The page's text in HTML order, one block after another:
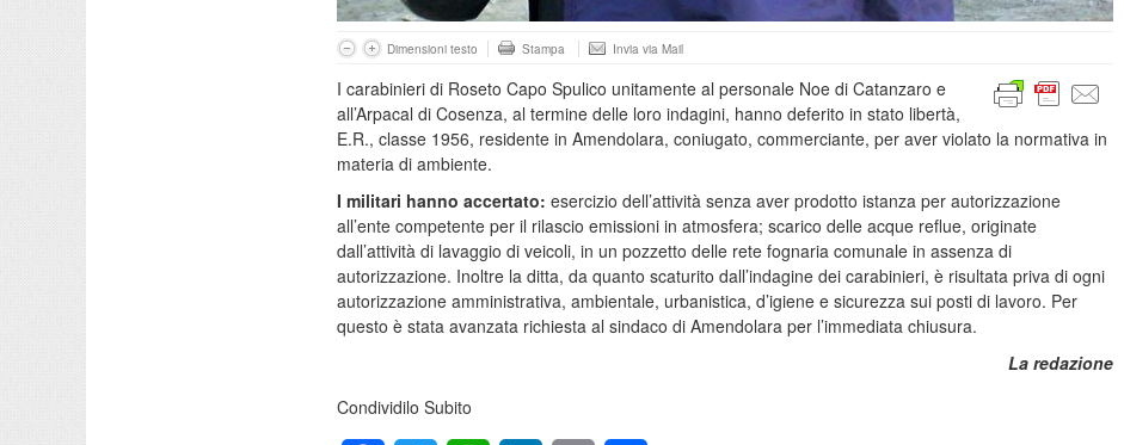
Dimensioni testo Stampa Invia via Mail
I carabinieri di Roseto Capo Spulico unitamente al personale Noe di Catanzaro e
all’Arpacal di Cosenza, al termine delle loro indagini, hanno deferito in stato libertà,
E.R., classe 1956, residente in Amendolara, coniugato, commerciante, per aver violato la normativa in
materia di ambiente.
I militari hanno accertato: esercizio dell’attività senza aver prodotto istanza per autorizzazione
all’ente competente per il rilascio emissioni in atmosfera; scarico delle acque reflue, originate
dall’attività di lavaggio di veicoli, in un pozzetto delle rete fognaria comunale in assenza di
autorizzazione. Inoltre la ditta, da quanto scaturito dall’indagine dei carabinieri, è risultata priva di ogni
autorizzazione amministrativa, ambientale, urbanistica, d’igiene e sicurezza sui posti di lavoro. Per
questo è stata avanzata richiesta al sindaco di Amendolara per l’immediata chiusura.
La redazione
Condividilo Subito